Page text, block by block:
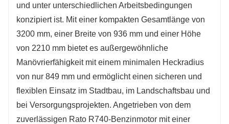
und unter unterschiedlichen Arbeitsbedingungen
konzipiert ist. Mit einer kompakten Gesamtlänge von
3200 mm, einer Breite von 936 mm und einer Höhe
von 2210 mm bietet es außergewöhnliche
Manövrierfähigkeit mit einem minimalen Heckradius
von nur 849 mm und ermöglicht einen sicheren und
flexiblen Einsatz im Stadtbau, im Landschaftsbau und
bei Versorgungsprojekten. Angetrieben von dem
zuverlässigen Rato R740-Benzinmotor mit einer